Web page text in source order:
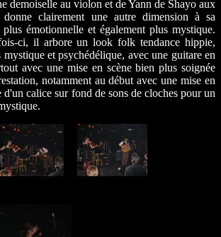
demoiselle au violon et de Yann de Shayo aux
clairement une autre dimension à sa
émotionnelle et également plus mystique.
ci, il arbore un look folk tendance hippie,
et psychédélique, avec une guitare en
avec une mise en scène bien plus soignée
notamment au début avec une mise en
d'un calice sur fond de sons de cloches pour un